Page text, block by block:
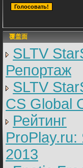
覆盖面
SLTV
Репортаж
SLTV
CS Global
Рейтинг
ProPlay.ru:
2013